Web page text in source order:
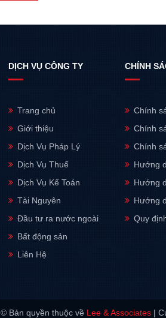
DỊCH VỤ CÔNG TY
Trang chủ
Giới thiệu
Dịch Vụ Pháp Lý
Dịch Vụ Thuế
Dịch Vụ Kế Toán
Tài Nguyên
Đầu tư ra nước ngoài
Bất động sản
Liên Hệ
CHÍNH
Chính
Chính
Chính
Hướng
Hướng
Hướng
Quy
© Bản quyền thuộc về Lee & Associates |